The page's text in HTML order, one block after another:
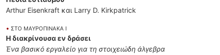
Arthur Eisenkraft και Larry D. Kirkpatrick
• ΣΤΟ ΜΑΥΡΟΠΙΝΑΚΑ Ι
Η διακρίνουσα εν δράσει
Ένα βασικό εργαλείο για τη στοιχειώδη άλγεβρα